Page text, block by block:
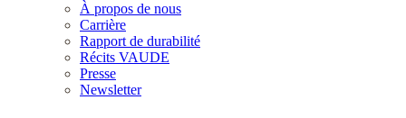
À propos de nous
Carrière
Rapport de durabilité
Récits VAUDE
Presse
Newsletter